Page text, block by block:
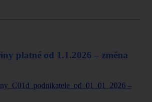
platné od 1.1.2026 – změna
–